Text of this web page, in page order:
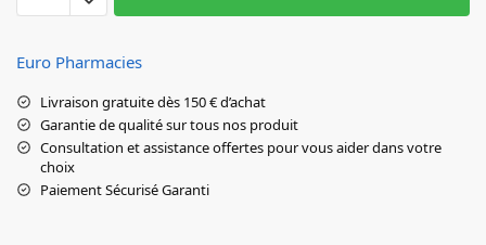
Euro Pharmacies
Livraison gratuite dès 150 € d’achat
Garantie de qualité sur tous nos produit
Consultation et assistance offertes pour vous aider dans votre
choix
Paiement Sécurisé Garanti